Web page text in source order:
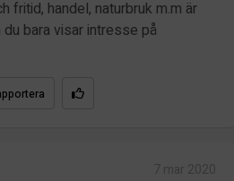
fritid, handel, naturbruk m.m är
bara visar intresse på